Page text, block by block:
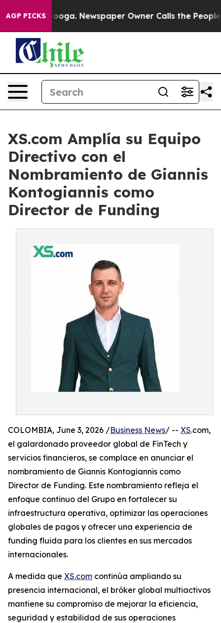
AGP PICKS Newspaper Owner Calls the People
XS.com Amplía su Equipo
Directivo con el
Nombramiento de Giannis
Kontogiannis como
Director de Funding
COLOMBIA, June 3, 2026 /Business News/ -- XS.com,
el galardonado proveedor global de FinTech y
servicios financieros, se complace en anunciar el
nombramiento de Giannis Kontogiannis como
Director de Funding. Este nombramiento refleja el
enfoque continuo del Grupo en fortalecer su
infraestructura operativa, optimizar las operaciones
globales de pagos y ofrecer una experiencia de
funding fluida para los clientes en sus mercados
internacionales.
A medida que XS.com continúa ampliando su
presencia internacional, el bróker global multiactivos
mantiene su compromiso de mejorar la eficiencia,
seguridad y estabilidad de sus operaciones